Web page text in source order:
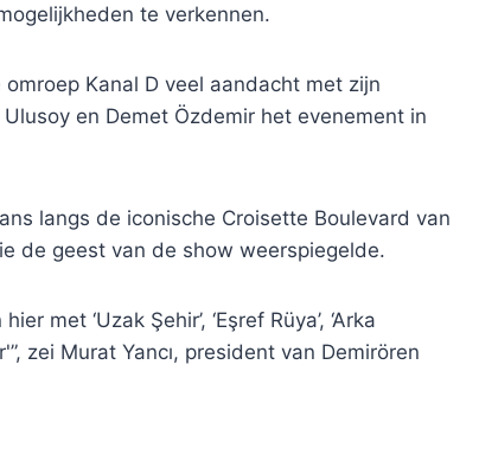
te verkennen.
Kanal D veel aandacht met zijn
en Demet Özdemir het evenement in
langs de iconische Croisette Boulevard van
de geest van de show weerspiegelde.
met ‘Uzak Şehir’, ‘Eşref Rüya’, ‘Arka
zei Murat Yancı, president van Demirören